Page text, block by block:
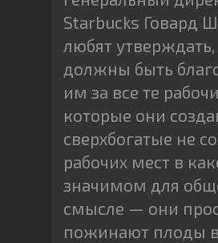
Starbucks Говард
любят
должны быть
им за все те
которые они
сверхбогатые не
рабочих мест в
значимом для
смысле — они
пожинают плоды